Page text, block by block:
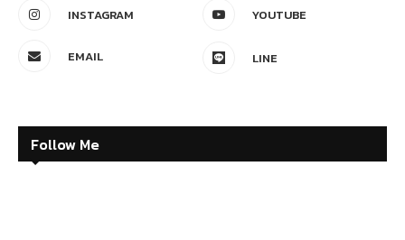
INSTAGRAM YOUTUBE
EMAIL LINE
Follow Me